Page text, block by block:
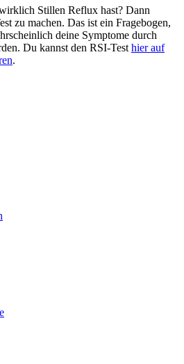
Stillen Reflux hast? Dann
zu machen. Das ist ein Fragebogen,
deine Symptome durch
Du kannst den RSI-Test hier auf
.